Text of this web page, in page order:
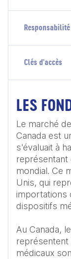
Clés d'accès
LES
Le marché
Canada est
s'évaluait à
représentant
mondial. Ce
Unis, qui
importations
dispositifs
Au Canada,
médicaux